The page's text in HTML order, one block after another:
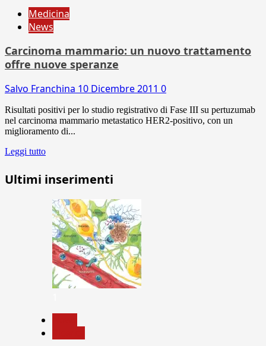
Medicina
News
Carcinoma mammario: un nuovo trattamento
offre nuove speranze
Salvo Franchina 10 Dicembre 2011 0
Risultati positivi per lo studio registrativo di Fase III su pertuzumab
nel carcinoma mammario metastatico HER2-positivo, con un
miglioramento di...
Leggi tutto
Ultimi inserimenti